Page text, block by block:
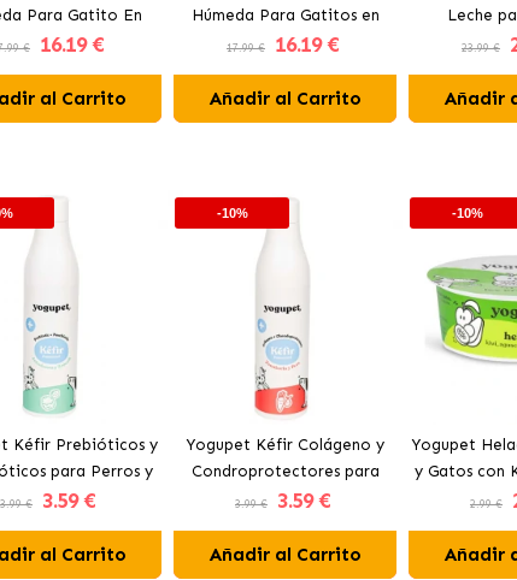
Para Gatito En
Salsa
€ 16.19 €
al Carrito
Húmeda Para Gatitos en
Gelatina
17.99 € 16.19 €
Añadir al Carrito
Leche
23.99 €
Añadir
Kéfir Prebióticos y
para Perros y
con Arándanos y
3.99 € 3.59 €
al Carrito
-10%
Yogupet Kéfir Colágeno y
Condroprotectores para
Perros y Gatos con Pera y
3.99 € 3.59 €
Añadir al Carrito
-10%
Yogupet
y Gatos con
y
2.99 €
Añadir